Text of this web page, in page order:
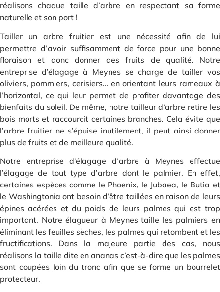
réalisons chaque taille d’arbre en respectant sa forme
naturelle et son port !
Tailler un arbre fruitier est une nécessité afin de lui
permettre d’avoir suffisamment de force pour une bonne
floraison et donc donner des fruits de qualité. Notre
entreprise d’élagage à Meynes se charge de tailler vos
oliviers, pommiers, cerisiers… en orientant leurs rameaux à
l’horizontal, ce qui leur permet de profiter davantage des
bienfaits du soleil. De même, notre tailleur d’arbre retire les
bois morts et raccourcit certaines branches. Cela évite que
l’arbre fruitier ne s’épuise inutilement, il peut ainsi donner
plus de fruits et de meilleure qualité.
Notre entreprise d’élagage d’arbre à Meynes effectue
l’élagage de tout type d’arbre dont le palmier. En effet,
certaines espèces comme le Phoenix, le Jubaea, le Butia et
le Washingtonia ont besoin d’être taillées en raison de leurs
épines acérées et du poids de leurs palmes qui est trop
important. Notre élagueur à Meynes taille les palmiers en
éliminant les feuilles sèches, les palmes qui retombent et les
fructifications. Dans la majeure partie des cas, nous
réalisons la taille dite en ananas c’est-à-dire que les palmes
sont coupées loin du tronc afin que se forme un bourrelet
protecteur.